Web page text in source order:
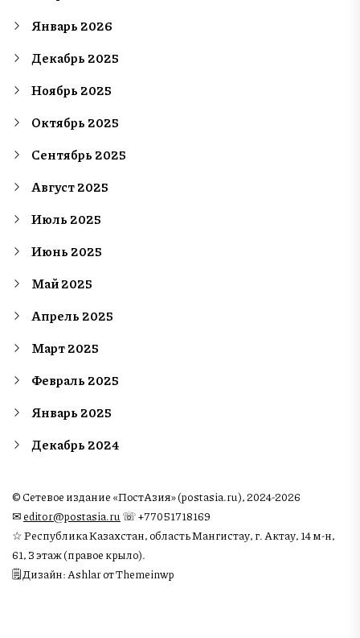
Январь 2026
Декабрь 2025
Ноябрь 2025
Октябрь 2025
Сентябрь 2025
Август 2025
Июль 2025
Июнь 2025
Май 2025
Апрель 2025
Март 2025
Февраль 2025
Январь 2025
Декабрь 2024
© Сетевое издание «ПостАзия» (postasia.ru), 2024-2026
✉︎editor@postasia.ru ☏ +77051718169
☆ Республика Казахстан, область Мангистау, г. Актау, 14 м-н,
61, 3 этаж (правое крыло).
🗒 Дизайн: Ashlar от Themeinwp